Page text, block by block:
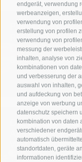
endgerät, verwendung
werbeanzeigen,
verwendung von
erstellung von profilen
verwendung von
messung der
inhalten, analyse von
kombinationen von
und verbesserung der
auswahl von inhalten,
und aufdeckung von
anzeige von werbung
datenschutz speichern
kombination von daten
verschiedener
automatisch
standortdaten, geräte
informationen
PARCO DEL
RESPIRO IN FAI
DELLA
& WALDBADEN
WEITERLESEN
DIE
ALS UNESCO